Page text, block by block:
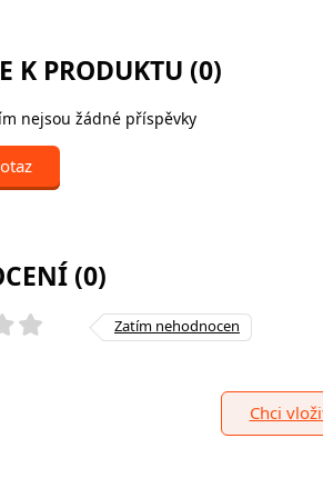
K PRODUKTU (0)
nejsou žádné příspěvky
(0)
Zatím nehodnocen
Chci